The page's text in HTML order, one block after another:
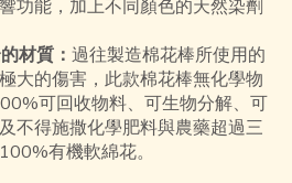
功能，加上不同顏色的天然染劑
材質： 過往製造棉花棒所使用的
大的傷害，此款棉花棒無化學物
可回收物料、可生物分解、可
不得施撒化學肥料與農藥超過三
有機軟綿花。